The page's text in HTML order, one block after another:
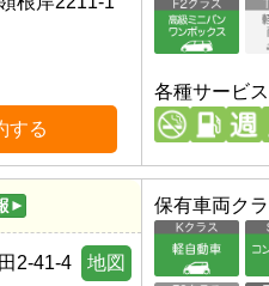
する
各種サービス
2-41-4 地図
保有車両ク